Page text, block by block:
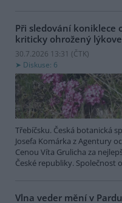
Při sledování koniklece
kriticky ohrožený
30.7.2026 13:31 (ČTK)
Diskuse: 6
Třebíčsku. Česká botanická
Josefa Komárka z Agentury
Cenou Víta Grulicha za
České republiky. Společnost
Vlna veder mění v